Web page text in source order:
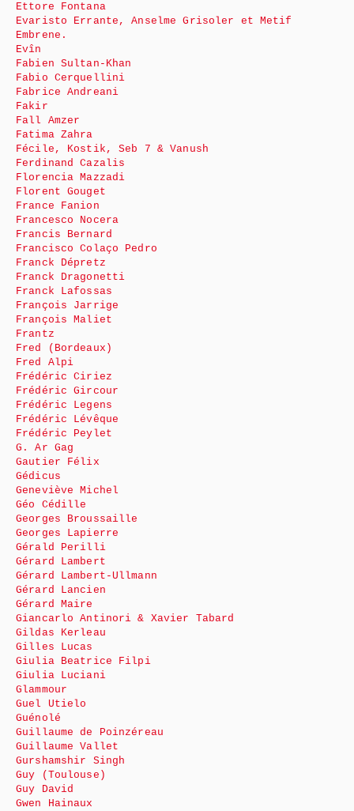
Ettore Fontana
Evaristo Errante, Anselme Grisoler et Metif
Embrene.
Evîn
Fabien Sultan-Khan
Fabio Cerquellini
Fabrice Andreani
Fakir
Fall Amzer
Fatima Zahra
Fécile, Kostik, Seb 7 & Vanush
Ferdinand Cazalis
Florencia Mazzadi
Florent Gouget
France Fanion
Francesco Nocera
Francis Bernard
Francisco Colaço Pedro
Franck Dépretz
Franck Dragonetti
Franck Lafossas
François Jarrige
François Maliet
Frantz
Fred (Bordeaux)
Fred Alpi
Frédéric Ciriez
Frédéric Gircour
Frédéric Legens
Frédéric Lévêque
Frédéric Peylet
G. Ar Gag
Gautier Félix
Gédicus
Geneviève Michel
Géo Cédille
Georges Broussaille
Georges Lapierre
Gérald Perilli
Gérard Lambert
Gérard Lambert-Ullmann
Gérard Lancien
Gérard Maire
Giancarlo Antinori & Xavier Tabard
Gildas Kerleau
Gilles Lucas
Giulia Beatrice Filpi
Giulia Luciani
Glammour
Guel Utielo
Guénolé
Guillaume de Poinzéreau
Guillaume Vallet
Gurshamshir Singh
Guy (Toulouse)
Guy David
Gwen Hainaux